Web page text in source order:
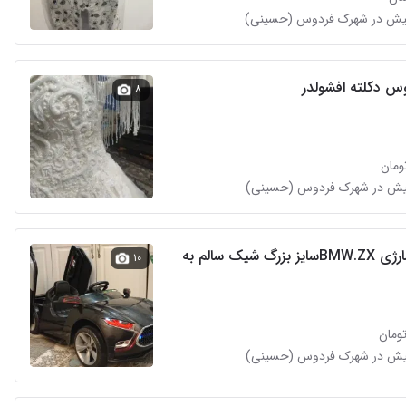
دکلته افشولدر ۸
ماشین شارژی BMW.ZXسایز بزرگ شیک سالم به
۱۰